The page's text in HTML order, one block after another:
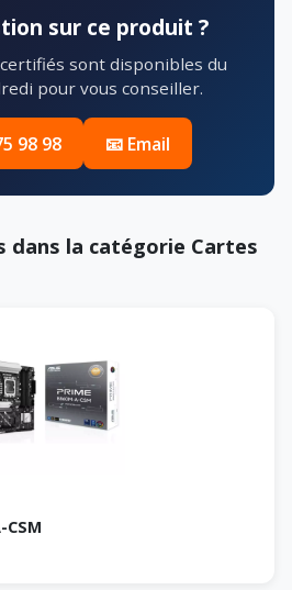
sur ce produit ?
sont disponibles du
pour vous conseiller.
98 98 📧 Email
dans la catégorie Cartes
CSM